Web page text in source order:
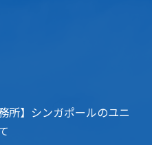
所】シンガポールのユニ